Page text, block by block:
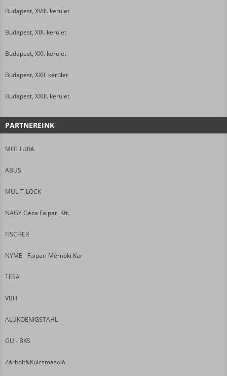
Budapest, XVIII. kerület
Budapest, XIX. kerület
Budapest, XXI. kerület
Budapest, XXII. kerület
Budapest, XXIII. kerület
PARTNEREINK
MOTTURA
ABUS
MUL-T-LOCK
NAGY Géza Faipari Kft.
FISCHER
NYME - Faipari Mérnöki Kar
TESA
VBH
ALUKOENIGSTAHL
GU - BKS
Zárbolt&Kulcsmásoló